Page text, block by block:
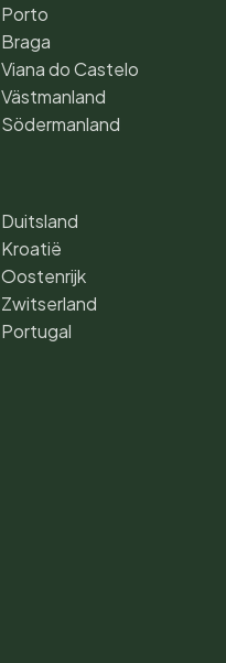
Porto
Braga
Viana do Castelo
Västmanland
Södermanland
Duitsland
Kroatië
Oostenrijk
Zwitserland
Portugal